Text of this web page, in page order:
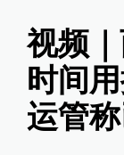
视频
时间
运管